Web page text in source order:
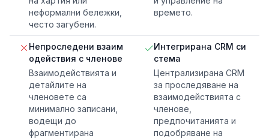
неформални бележки,
често загубени.
времето.
Непроследени взаим
одействия с членове
Взаимодействията и
детайлите на
членовете са
минимално записани,
водещи до
фрагментирана
Интегрирана CRM си
стема
Централизирана CRM
за проследяване на
взаимодействията с
членове,
предпочитанията и
подобряване на